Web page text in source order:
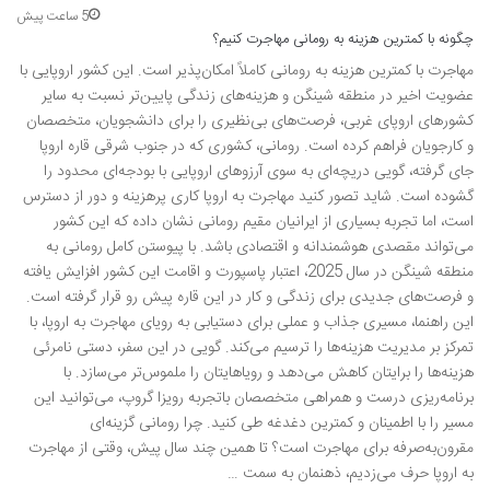
5 ساعت پیش
چگونه با کمترین هزینه به رومانی مهاجرت کنیم؟
مهاجرت با کمترین هزینه به رومانی کاملاً امکان‌پذیر است. این کشور اروپایی با
عضویت اخیر در منطقه شینگن و هزینه‌های زندگی پایین‌تر نسبت به سایر
کشورهای اروپای غربی، فرصت‌های بی‌نظیری را برای دانشجویان، متخصصان
و کارجویان فراهم کرده است. رومانی، کشوری که در جنوب شرقی قاره اروپا
جای گرفته، گویی دریچه‌ای به سوی آرزوهای اروپایی با بودجه‌ای محدود را
گشوده است. شاید تصور کنید مهاجرت به اروپا کاری پرهزینه و دور از دسترس
است، اما تجربه بسیاری از ایرانیان مقیم رومانی نشان داده که این کشور
می‌تواند مقصدی هوشمندانه و اقتصادی باشد. با پیوستن کامل رومانی به
منطقه شینگن در سال 2025، اعتبار پاسپورت و اقامت این کشور افزایش یافته
و فرصت‌های جدیدی برای زندگی و کار در این قاره پیش رو قرار گرفته است.
این راهنما، مسیری جذاب و عملی برای دستیابی به رویای مهاجرت به اروپا، با
تمرکز بر مدیریت هزینه‌ها را ترسیم می‌کند. گویی در این سفر، دستی نامرئی
هزینه‌ها را برایتان کاهش می‌دهد و رویاهایتان را ملموس‌تر می‌سازد. با
برنامه‌ریزی درست و همراهی متخصصان باتجربه رویزا گروپ، می‌توانید این
مسیر را با اطمینان و کمترین دغدغه طی کنید. چرا رومانی گزینه‌ای
مقرون‌به‌صرفه برای مهاجرت است؟ تا همین چند سال پیش، وقتی از مهاجرت
به اروپا حرف می‌زدیم، ذهنمان به سمت …